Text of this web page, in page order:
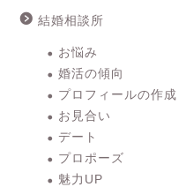
結婚相談所
お悩み
婚活の傾向
プロフィールの作成
お見合い
デート
プロポーズ
魅力UP